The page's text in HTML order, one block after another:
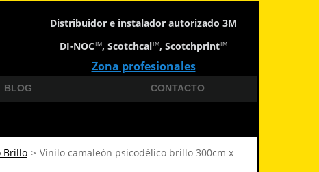
Distribuidor e instalador autorizado 3M
DI-NOCTM, ScotchcalTM, ScotchprintTM
Zona profesionales
BLOG CONTACTO
Brillo > Vinilo camaleón psicodélico brillo 300cm x